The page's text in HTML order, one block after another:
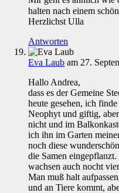
halten nach einem
Herzlichst Ulla
Antworten
Eva Laub am 27.
Hallo Andrea,
dass es der Gemeine
heute gesehen, ich
Neophyt und giftig,
nicht und im
ich ihn im Garten
noch diese
die Samen
wachsen auch nocht
Man muß halt
und an Tiere kommt,